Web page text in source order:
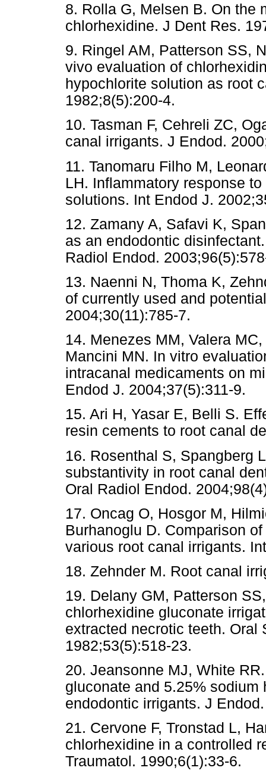
8. Rolla G, Melsen B. On the
chlorhexidine. J Dent Res.
9. Ringel AM, Patterson SS,
vivo evaluation of
hypochlorite solution as root
1982;8(5):200-4.
10. Tasman F, Cehreli ZC,
canal irrigants. J Endod.
11. Tanomaru Filho M,
LH. Inflammatory response
solutions. Int Endod J.
12. Zamany A, Safavi K,
as an endodontic
Radiol Endod.
13. Naenni N, Thoma K,
of currently used and
2004;30(11):785-7.
14. Menezes MM, Valera
Mancini MN. In vitro
intracanal medicaments on
Endod J. 2004;37(5):311-9.
15. Ari H, Yasar E, Belli S.
resin cements to root canal
16. Rosenthal S, Spangberg
substantivity in root canal
Oral Radiol Endod.
17. Oncag O, Hosgor M,
Burhanoglu D. Comparison
various root canal irrigants.
18. Zehnder M. Root canal
19. Delany GM, Patterson
chlorhexidine gluconate
extracted necrotic teeth. Oral
1982;53(5):518-23.
20. Jeansonne MJ, White
gluconate and 5.25%
endodontic irrigants. J
21. Cervone F, Tronstad L,
chlorhexidine in a controlled
Traumatol. 1990;6(1):33-6.